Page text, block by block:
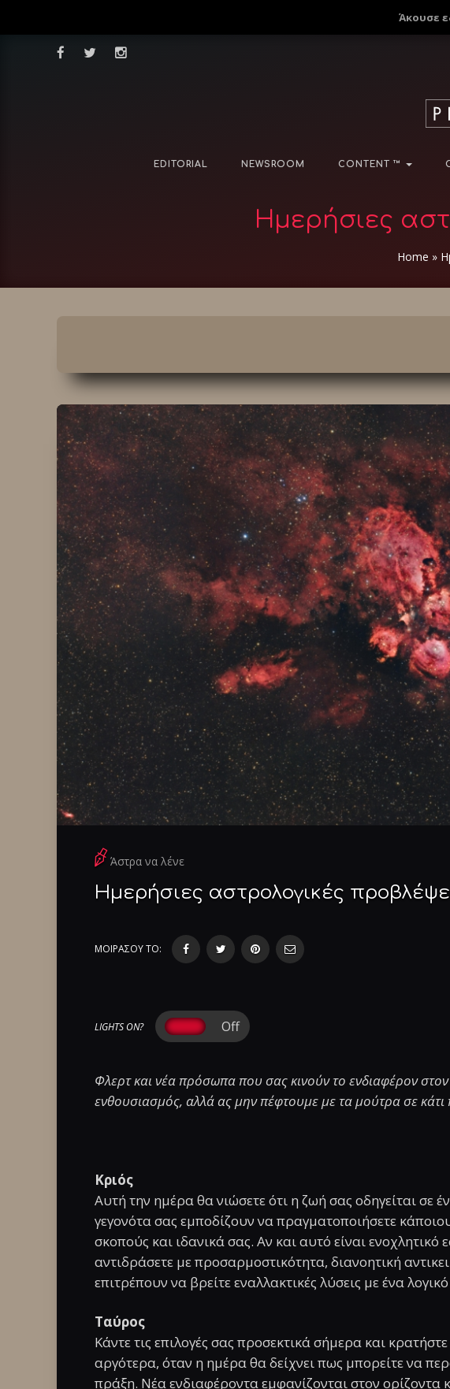
Άκουσε
EDITORIAL NEWSROOM CONTENT ™
Ημερήσιες
Home »
Άστρα να λένε
Ημερήσιες αστρολογικές
ΜΟΙΡΑΣΟΥ ΤΟ:
LIGHTS ON?
Φλερτ και νέα πρόσωπα που σας κινούν το ενδιαφέρον
ενθουσιασμός, αλλά ας μην πέφτουμε με τα μούτρα σε κάτι
Κριός
Αυτή την ημέρα θα νιώσετε ότι η ζωή σας οδηγείται σε
γεγονότα σας εμποδίζουν να πραγματοποιήσετε
σκοπούς και ιδανικά σας. Αν και αυτό είναι ενοχλητικό
αντιδράσετε με προσαρμοστικότητα, διανοητική
επιτρέπουν να βρείτε εναλλακτικές λύσεις με ένα
Ταύρος
Κάντε τις επιλογές σας προσεκτικά σήμερα και
αργότερα, όταν η ημέρα θα δείχνει πως μπορείτε να
πράξη. Νέα ενδιαφέροντα εμφανίζονται στον